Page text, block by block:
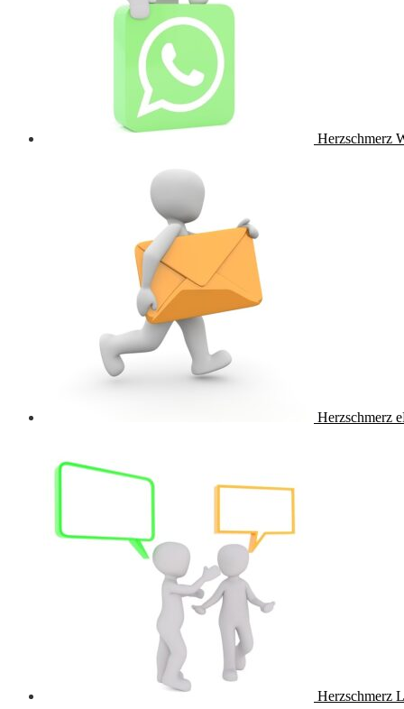
Herzschmerz
Herzschmerz
Herzschmerz